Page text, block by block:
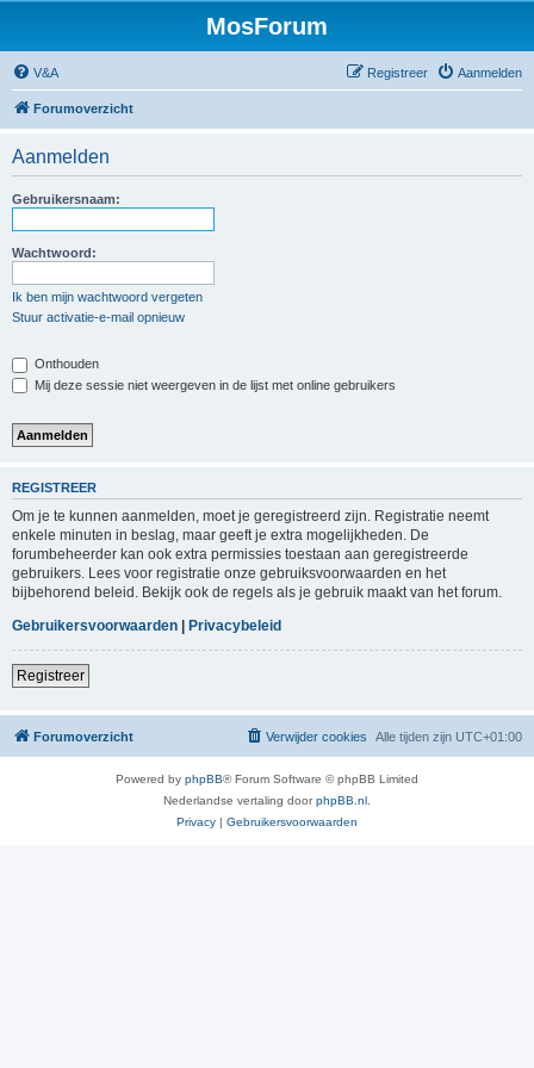
MosForum
V&A Aanmelden
Registreer
Forumoverzicht
Aanmelden
Gebruikersnaam:
Wachtwoord:
Ik ben mijn wachtwoord vergeten
Stuur activatie-e-mail opnieuw
Onthouden
Mij deze sessie niet weergeven in de lijst met online gebruikers
REGISTREER
Om je te kunnen aanmelden, moet je geregistreerd zijn. Registratie neemt
enkele minuten in beslag, maar geeft je extra mogelijkheden. De
forumbeheerder kan ook extra permissies toestaan aan geregistreerde
gebruikers. Lees voor registratie onze gebruiksvoorwaarden en het
bijbehorend beleid. Bekijk ook de regels als je gebruik maakt van het forum.
Gebruikersvoorwaarden | Privacybeleid
Registreer
Forumoverzicht Alle tijden zijn UTC+01:00
Verwijder cookies
Powered by phpBB® Forum Software © phpBB Limited
Nederlandse vertaling doorphpBB.nl
Privacy | Gebruikersvoorwaarden